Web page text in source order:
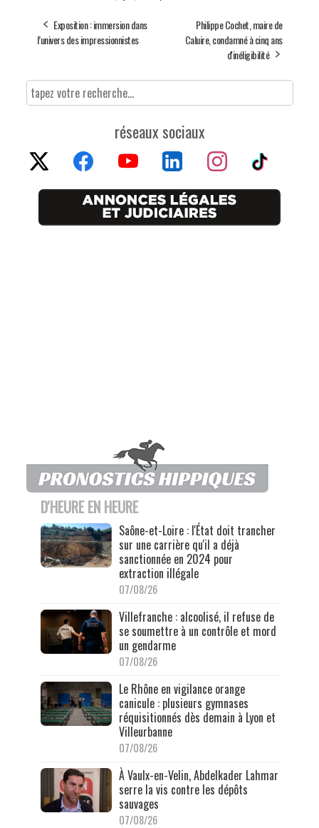
Exposition : immersion dans
l’univers des impressionnistes
Philippe Cochet, maire de
Caluire, condamné à cinq ans
d'inéligibilité
réseaux sociaux
D'HEURE EN HEURE
Saône-et-Loire : l'État doit trancher
sur une carrière qu'il a déjà
sanctionnée en 2024 pour
extraction illégale
07/08/26
Villefranche : alcoolisé, il refuse de
se soumettre à un contrôle et mord
un gendarme
07/08/26
Le Rhône en vigilance orange
canicule : plusieurs gymnases
réquisitionnés dès demain à Lyon et
Villeurbanne
07/08/26
À Vaulx-en-Velin, Abdelkader Lahmar
serre la vis contre les dépôts
sauvages
07/08/26